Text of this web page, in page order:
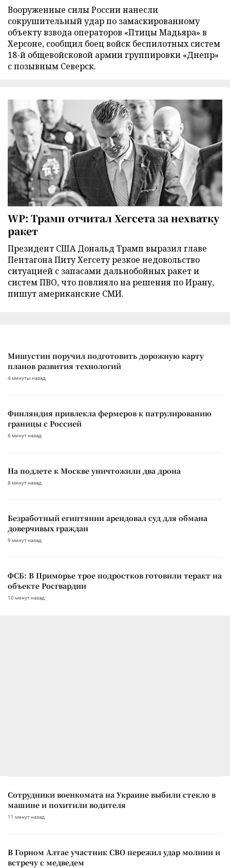
Вооруженные силы России нанесли
сокрушительный удар по замаскированному
объекту взвода операторов «Птицы Мадьяра» в
Херсоне, сообщил боец войск беспилотных систем
18-й общевойсковой армии группировки «Днепр»
с позывным Северск.
WP: Трамп отчитал Хегсета за нехватку
ракет
Президент США Дональд Трамп выразил главе
Пентагона Питу Хегсету резкое недовольство
ситуацией с запасами дальнобойных ракет и
систем ПВО, что повлияло на решения по Ирану,
пишут американские СМИ.
Мишустин поручил подготовить дорожную карту
планов развития технологий
4 минуты назад
Финляндия привлекла фермеров к патрулированию
границы с Россией
6 минут назад
На подлете к Москве уничтожили два дрона
8 минут назад
Безработный египтянин арендовал суд для обмана
доверчивых граждан
9 минут назад
ФСБ: В Приморье трое подростков готовили теракт на
объекте Росгвардии
10 минут назад
Сотрудники военкомата на Украине выбили стекло в
машине и похитили водителя
11 минут назад
В Горном Алтае участник СВО пережил удар молнии и
встречу с медведем